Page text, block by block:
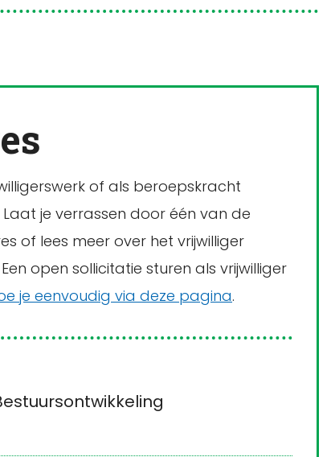
of als beroepskracht
je verrassen door één van de
of lees meer over het vrijwilliger
open sollicitatie sturen als vrijwilliger
je eenvoudig via deze pagina.